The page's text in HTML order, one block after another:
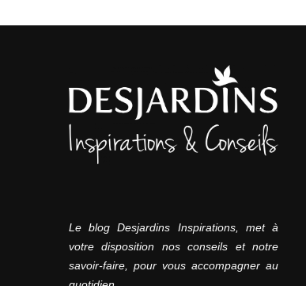
Le blog Desjardins Inspirations, met à
votre disposition nos conseils et notre
savoir-faire, pour vous accompagner au